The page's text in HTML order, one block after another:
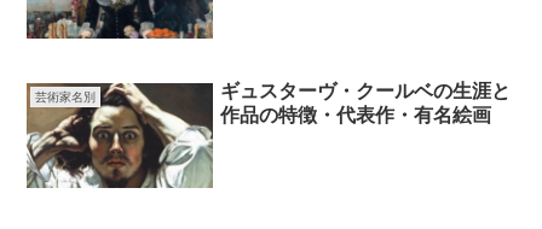
芸術家名別
ギュスターヴ・クールベの生涯と
作品の特徴・代表作・有名絵画